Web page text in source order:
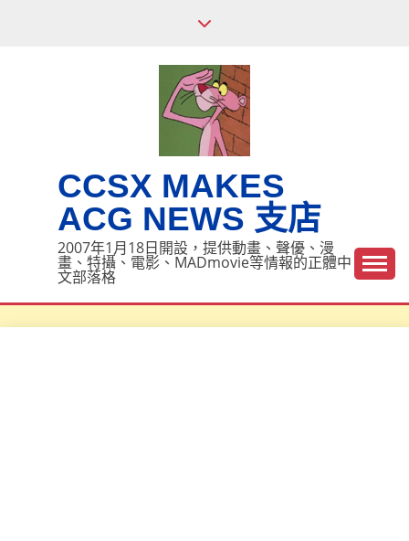
CCSX MAKES
ACG NEWS 支店
2007年1月18日開設，提供動畫、聲優、漫
畫、特攝、電影、MADmovie等情報的正體中
文部落格